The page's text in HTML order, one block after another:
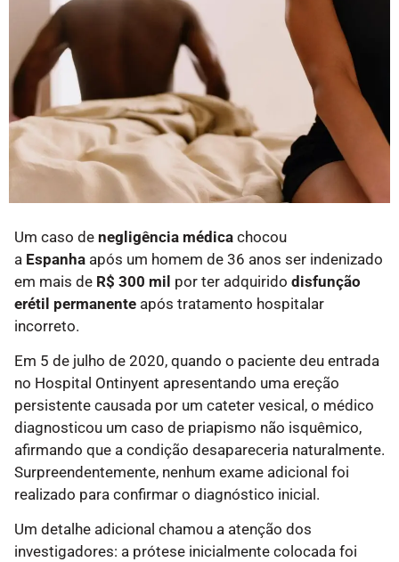
Um caso de negligência médica chocou
a Espanha após um homem de 36 anos ser indenizado
em mais de R$ 300 mil por ter adquirido disfunção
erétil permanente após tratamento hospitalar
incorreto.
Em 5 de julho de 2020, quando o paciente deu entrada
no Hospital Ontinyent apresentando uma ereção
persistente causada por um cateter vesical, o médico
diagnosticou um caso de priapismo não isquêmico,
afirmando que a condição desapareceria naturalmente.
Surpreendentemente, nenhum exame adicional foi
realizado para confirmar o diagnóstico inicial.
Um detalhe adicional chamou a atenção dos
investigadores: a prótese inicialmente colocada foi